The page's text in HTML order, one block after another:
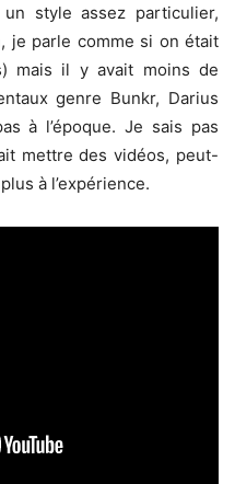
un style assez particulier,
je parle comme si on était
mais il y avait moins de
genre Bunkr, Darius
à l’époque. Je sais pas
mettre des vidéos, peut-
à l’expérience.